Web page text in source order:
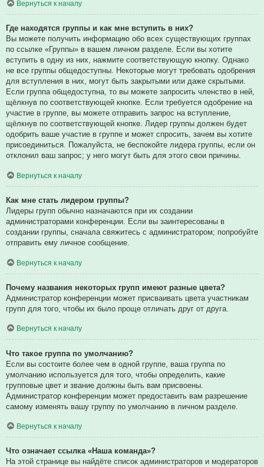
Вернуться к началу
Где находятся группы и как мне вступить в них?
Вы можете получить информацию обо всех существующих группах
по ссылке «Группы» в вашем личном разделе. Если вы хотите
вступить в одну из них, нажмите соответствующую кнопку. Однако
не все группы общедоступны. Некоторые могут требовать одобрения
для вступления в них, могут быть закрытыми или даже скрытыми.
Если группа общедоступна, то вы можете запросить членство в ней,
щёлкнув по соответствующей кнопке. Если требуется одобрение на
участие в группе, вы можете отправить запрос на вступление,
щёлкнув по соответствующей кнопке. Лидер группы должен будет
одобрить ваше участие в группе и может спросить, зачем вы хотите
присоединиться. Пожалуйста, не беспокойте лидера группы, если он
отклонил ваш запрос; у него могут быть для этого свои причины.
Вернуться к началу
Как мне стать лидером группы?
Лидеры групп обычно назначаются при их создании
администраторами конференции. Если вы заинтересованы в
создании группы, сначала свяжитесь с администратором; попробуйте
отправить ему личное сообщение.
Вернуться к началу
Почему названия некоторых групп имеют разные цвета?
Администратор конференции может присваивать цвета участникам
групп для того, чтобы их было проще отличать друг от друга.
Вернуться к началу
Что такое группа по умолчанию?
Если вы состоите более чем в одной группе, ваша группа по
умолчанию используется для того, чтобы определить, какие
групповые цвет и звание должны быть вам присвоены.
Администратор конференции может предоставить вам разрешение
самому изменять вашу группу по умолчанию в личном разделе.
Вернуться к началу
Что означает ссылка «Наша команда»?
На этой странице вы найдёте список администраторов и модераторов